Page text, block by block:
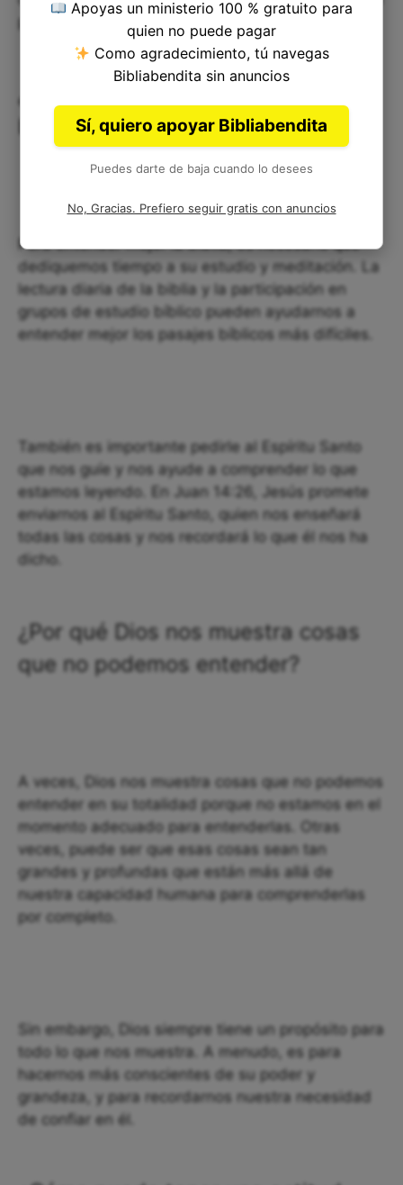
preguntas comunes relacionadas con Daniel 12:8.
¿Cómo puedo entender mejor la
biblia?
Para entender mejor la biblia, es necesario que
dediquemos tiempo a su estudio y meditación. La
lectura diaria de la biblia y la participación en
grupos de estudio bíblico pueden ayudarnos a
entender mejor los pasajes bíblicos más difíciles.
También es importante pedirle al Espíritu Santo
que nos guíe y nos ayude a comprender lo que
estamos leyendo. En Juan 14:26, Jesús promete
enviarnos al Espíritu Santo, quien nos enseñará
todas las cosas y nos recordará lo que él nos ha
dicho.
¿Por qué Dios nos muestra cosas
que no podemos entender?
A veces, Dios nos muestra cosas que no podemos
entender en su totalidad porque no estamos en el
momento adecuado para entenderlas. Otras
veces, puede ser que esas cosas sean tan
grandes y profundas que están más allá de
nuestra capacidad humana para comprenderlas
por completo.
Sin embargo, Dios siempre tiene un propósito para
todo lo que nos muestra. A menudo, es para
hacernos más conscientes de su poder y
grandeza, y para recordarnos nuestra necesidad
de confiar en él.
Apoyas un ministerio 100 % gratuito para
quien no puede pagar
Como agradecimiento, tú navegas
Bibliabendita sin anuncios
Sí, quiero apoyar Bibliabendita
Puedes darte de baja cuando lo desees
No, Gracias. Prefiero seguir gratis con anuncios